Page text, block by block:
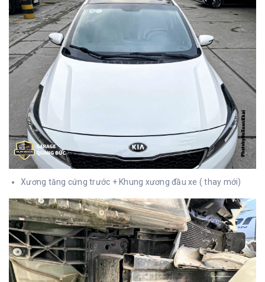
Xương tăng cứng trước + Khung xương đầu xe ( thay mới)